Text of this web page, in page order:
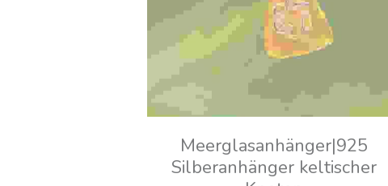
Mondsteinarmband⎮goldfarbe
ne Elemente⎮6mm